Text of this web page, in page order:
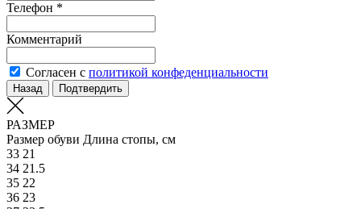
Телефон *
Комментарий
Согласен с политикой конфеденциальности
Назад Подтвердить
РАЗМЕР
Размер обуви Длина стопы, см
33 21
34 21.5
35 22
36 23